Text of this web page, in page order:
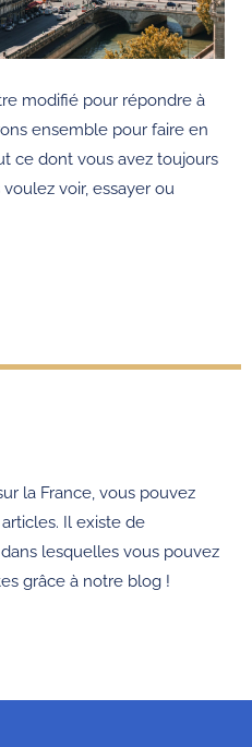
modifié pour répondre à
ensemble pour faire en
ce dont vous avez toujours
voir, essayer ou
la France, vous pouvez
Il existe de
lesquelles vous pouvez
grâce à notre blog !